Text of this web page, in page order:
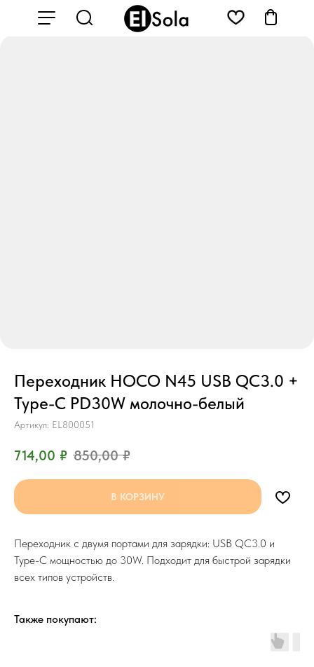
Переходник HOCO N45 USB QC3.0 +
Type-C PD30W молочно-белый
Артикул: EL800051
714,00 ₽ 850,00 ₽
В КОРЗИНУ
Переходник с двумя портами для зарядки: USB QC3.0 и
Type-C мощностью до 30W. Подходит для быстрой зарядки
всех типов устройств.
Также покупают: